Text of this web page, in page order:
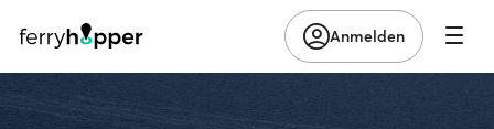
Anmelden